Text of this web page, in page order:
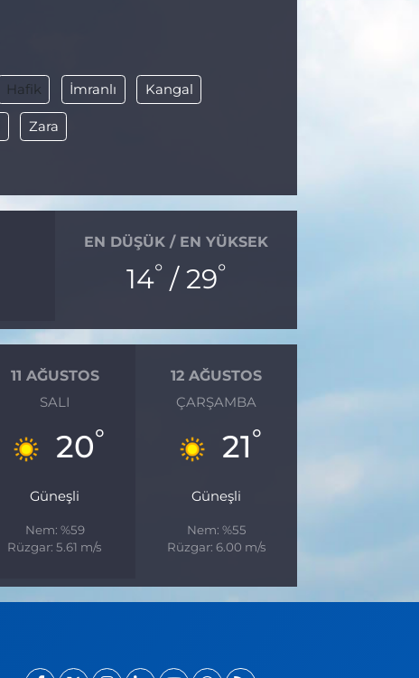
Hafik İmranlı Kangal
Zara
EN DÜŞÜK / EN YÜKSEK
14°/ 29°
11 AĞUSTOS
SALI
20°
Güneşli
Nem: %59
Rüzgar: 5.61 m/s
12 AĞUSTOS
ÇARŞAMBA
21°
Güneşli
Nem: %55
Rüzgar: 6.00 m/s